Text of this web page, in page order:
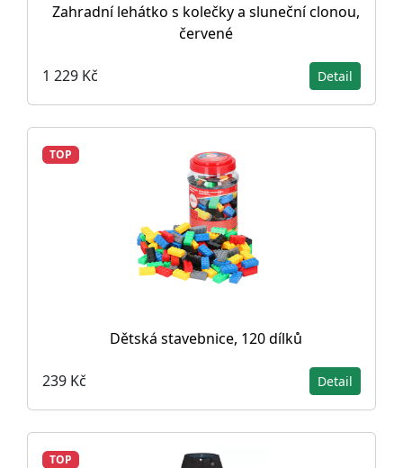
Zahradní lehátko s kolečky a sluneční clonou,
červené
1 229 Kč Detail
TOP
Dětská stavebnice, 120 dílků
239 Kč Detail
TOP